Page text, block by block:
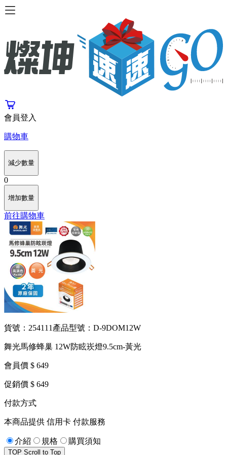
會員登入
購物車
減少數量
0
增加數量
前往購物車
貨號：254111 產品型號：D-9DOM12W
舞光馬修蜂巢 12W防眩崁燈9.5cm-黃光
會員價 $ 649
促銷價 $ 649
付款方式
本商品提供 信用卡 付款服務
介紹 規格 購買須知
TOP Scroll to Top